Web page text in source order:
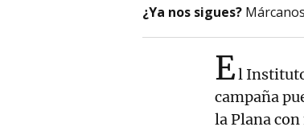
¿Ya nos sigues?
El
campaña
la Plana